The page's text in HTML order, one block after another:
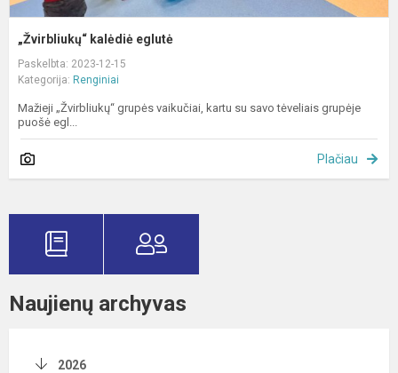
„Žvirbliukų“ kalėdiė eglutė
Paskelbta: 2023-12-15
Kategorija: Renginiai
Mažieji „Žvirbliukų“ grupės vaikučiai, kartu su savo tėveliais grupėje
puošė egl...
Plačiau
Naujienų archyvas
2026